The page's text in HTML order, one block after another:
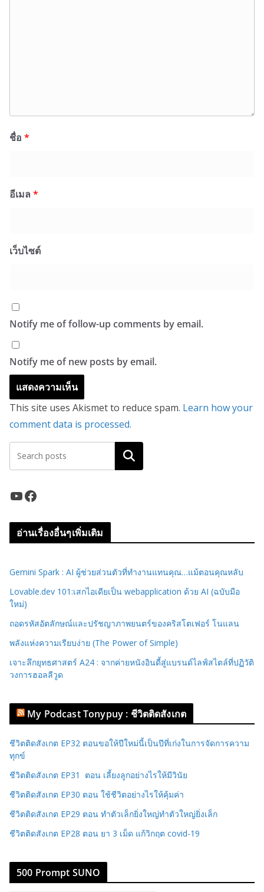
ชื่อ *
อีเมล *
เว็บไซต์
Notify me of follow-up comments by email.
Notify me of new posts by email.
This site uses Akismet to reduce spam. Learn how your
comment data is processed.
ค้นหา
YouTube Facebook
อ่านเรื่องอื่นๆเพิ่มเติม
Gemini Spark : AI ผู้ช่วยส่วนตัวที่ทำงานแทนคุณ…แม้ตอนคุณหลับ
Lovable.dev 101:เสกไอเดียเป็น webapplication ด้วย AI (ฉบับมือ
ใหม่)
ถอดรหัสอัตลักษณ์และปรัชญาภาพยนตร์ของคริสโตเฟอร์ โนแลน
พลังแห่งความเรียบง่าย (The Power of Simple)
เจาะลึกยุทธศาสตร์ A24 : จากค่ายหนังอินดี้สู่แบรนด์ไลฟ์สไตล์ที่ปฏิวัติ
วงการฮอลลีวูด
My Podcast Tonypuy : ชีวิตติดสังเกต
ชีวิตติดสังเกต EP32 ตอนขอให้ปีใหม่นี้เป็นปีที่เก่งในการจัดการความ
ทุกข์
ชีวิตติดสังเกต EP31 ตอน เลี้ยงลูกอย่างไรให้มีวินัย
ชีวิตติดสังเกต EP30 ตอน ใช้ชีวิตอย่างไรให้คุ้มค่า
ชีวิตติดสังเกต EP29 ตอน ทำตัวเล็กยิ่งใหญ่ทำตัวใหญ่ยิ่งเล็ก
ชีวิตติดสังเกต EP28 ตอน ยา 3 เม็ด แก้วิกฤต covid-19
500 Prompt SUNO